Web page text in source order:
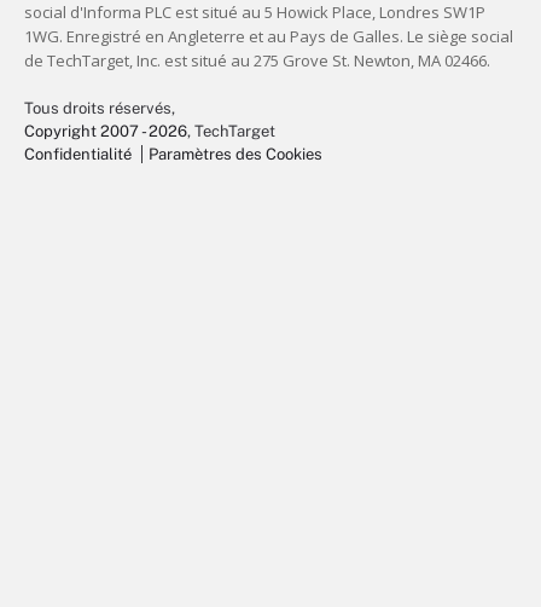
Tous droits réservés,
Copyright 2007 - 2026, TechTarget
Confidentialité
Paramètres des Cookies